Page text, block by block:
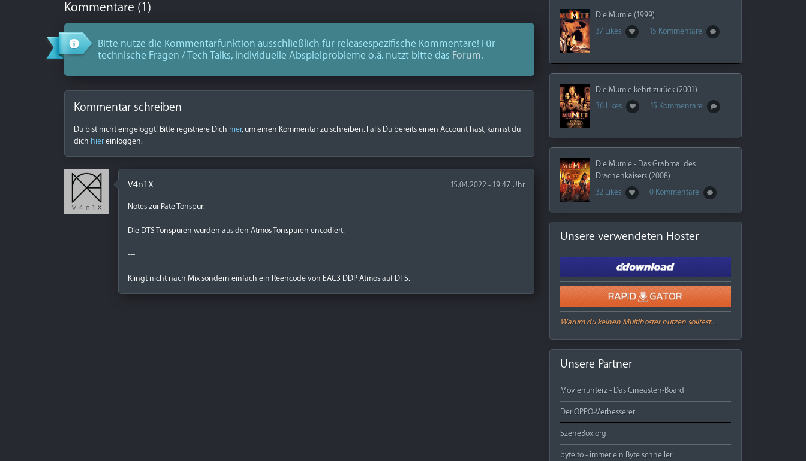
Kommentare (1)
Bitte nutze die Kommentarfunktion ausschließlich für releasespezifische Kommentare! Für
technische Fragen / Tech Talks, individuelle Abspielprobleme o.ä. nutzt bitte das Forum.
Kommentar schreiben
Du bist nicht eingeloggt! Bitte registriere Dich hier, um einen Kommentar zu schreiben. Falls Du bereits einen Account hast, kannst du
dich hiereinloggen.
V4n1X 15.04.2022 - 19:47 Uhr
Notes zur Pate Tonspur:
Die DTS Tonspuren wurden aus den Atmos Tonspuren encodiert.
---
Klingt nicht nach Mix sondern einfach ein Reencode von EAC3 DDP Atmos auf DTS.
Die Mumie (1999)
37 Likes
15 Kommentare
Die Mumie kehrt zurück (2001)
36 Likes
15 Kommentare
Die Mumie - Das Grabmal des
Drachenkaisers (2008)
32 Likes
0 Kommentare
Unsere verwendeten Hoster
Warum du keinen Multihoster nutzen solltest...
Unsere Partner
Moviehunterz - Das Cineasten-Board
Der OPPO-Verbesserer
SzeneBox.org
byte.to - immer ein Byte schneller